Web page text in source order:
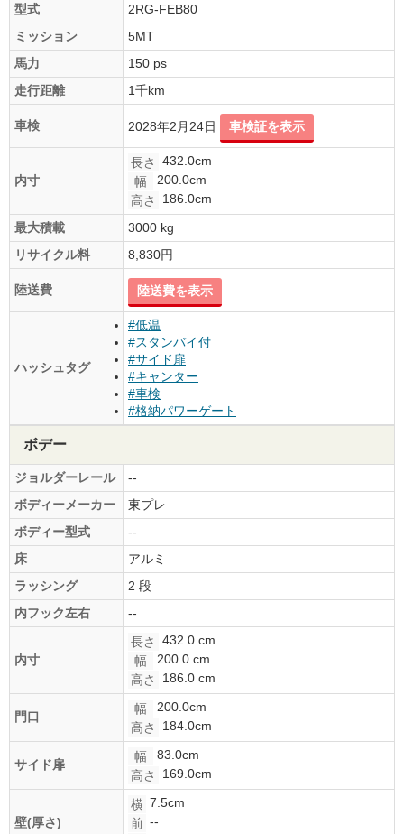
型式
2RG-FEB80
ミッション
5MT
馬力
150 ps
走行距離
1千km
車検 2028年2月24日 車検証を表示
内寸
長さ
432.0cm
幅
200.0cm
高さ
186.0cm
最大積載
3000 kg
リサイクル料
8,830円
陸送費 陸送費を表示
ハッシュタグ
#低温
#スタンバイ付
#サイド扉
#キャンター
#車検
#格納パワーゲート
ボデー
ジョルダーレール
--
ボディーメーカー
東プレ
ボディー型式
--
床
アルミ
ラッシング
2 段
内フック左右
--
内寸
長さ
432.0 cm
幅
200.0 cm
高さ
186.0 cm
門口
幅
200.0cm
高さ
184.0cm
サイド扉
幅
83.0cm
高さ
169.0cm
壁(厚さ)
横 7.5cm
前 --